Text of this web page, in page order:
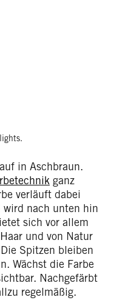
in Aschbraun.
ganz
verläuft dabei
wird nach unten hin
sich vor allem
und von Natur
Spitzen bleiben
Wächst die Farbe
Nachgefärbt
regelmäßig.